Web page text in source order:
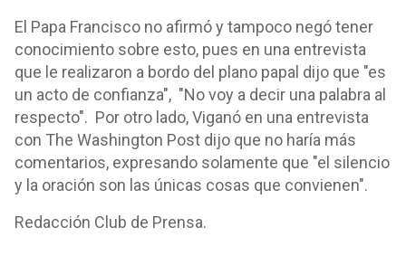
El Papa Francisco no afirmó y tampoco negó tener
conocimiento sobre esto, pues en una entrevista
que le realizaron a bordo del plano papal dijo que "es
un acto de confianza", "No voy a decir una palabra al
respecto". Por otro lado, Viganó en una entrevista
con The Washington Post dijo que no haría más
comentarios, expresando solamente que "el silencio
y la oración son las únicas cosas que convienen".
Redacción Club de Prensa.